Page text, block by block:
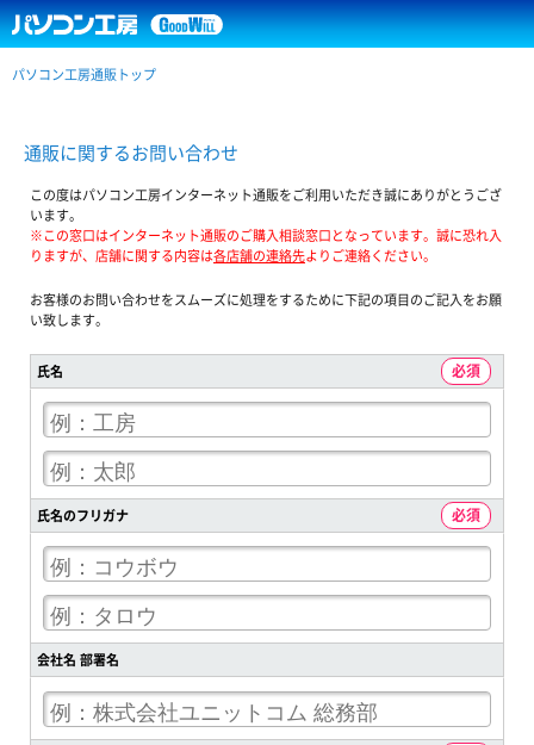
パソコン工房通販トップ
通販に関するお問い合わせ
この度はパソコン工房インターネット通販をご利用いただき誠にありがとうござ
います。
※この窓口はインターネット通販のご購入相談窓口となっています。誠に恐れ入
りますが、店舗に関する内容は各店舗の連絡先よりご連絡ください。
お客様のお問い合わせをスムーズに処理をするために下記の項目のご記入をお願
い致します。
氏名
氏名のフリガナ
会社名 部署名